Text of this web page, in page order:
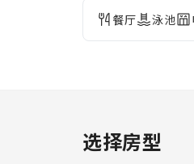
可穿。住宿
您理想的住宿
得最大程度的
提供室内饮料
施对于提高客
餐厅 泳池
选择房型